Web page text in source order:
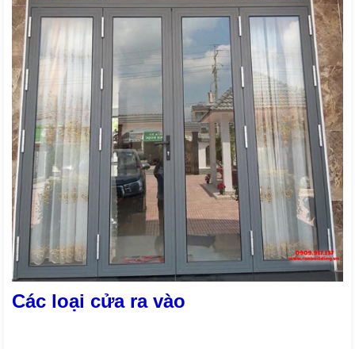
Các loại cửa ra vào